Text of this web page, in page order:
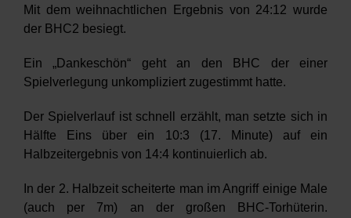
Mit dem weihnachtlichen Ergebnis von 24:12 wurde
der BHC2 besiegt.
Ein „Dankeschön“ geht an den BHC der einer
Spielverlegung unkompliziert zugestimmt hatte.
Der Spielverlauf ist schnell erzählt, man setzte sich in
Hälfte Eins über ein 10:3 (17. Minute) auf ein
Halbzeitergebnis von 14:4 kontinuierlich ab.
In der 2. Halbzeit scheiterte man im Angriff einige Male
(auch per 7m) an der großen BHC-Torhüterin.